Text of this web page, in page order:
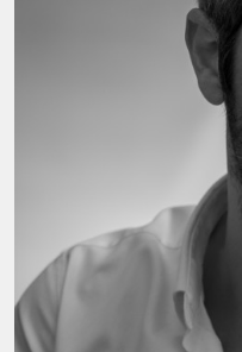
FRAGRANCES
BATH & BODY